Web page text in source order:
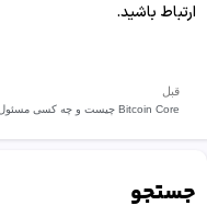
ارتباط باشید.
قبل
Bitcoin Core چیست و چه کسی مسئول است؟
جستجو